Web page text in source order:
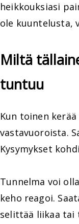
heikkouksiasi
ole kuuntelusta,
Miltä
tuntuu
Kun toinen
vastavuoroista.
Kysymykset
Tunnelma voi
keho reagoi.
selittää liikaa tai